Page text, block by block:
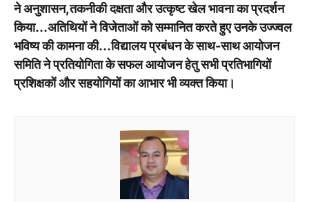
ने अनुशासन,तकनीकी दक्षता और उत्कृष्ट खेल भावना का प्रदर्शन
किया…अतिथियों ने विजेताओं को सम्मानित करते हुए उनके उज्ज्वल
भविष्य की कामना की…विद्यालय प्रबंधन के साथ-साथ आयोजन
समिति ने प्रतियोगिता के सफल आयोजन हेतु सभी प्रतिभागियों
प्रशिक्षकों और सहयोगियों का आभार भी व्यक्त किया।